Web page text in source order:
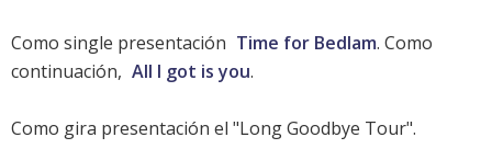
Como single presentación Time for Bedlam. Como
continuación, All I got is you.
Como gira presentación el "Long Goodbye Tour".